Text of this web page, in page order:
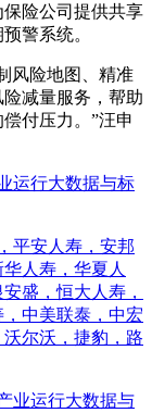
险公司提供共享
警系统。
风险地图、精准
减量服务，帮助
付压力。”汪申
运行大数据与标
平安人寿，安邦
人寿，华夏人
盛，恒大人寿，
中美联泰，中宏
尔沃，捷豹，路